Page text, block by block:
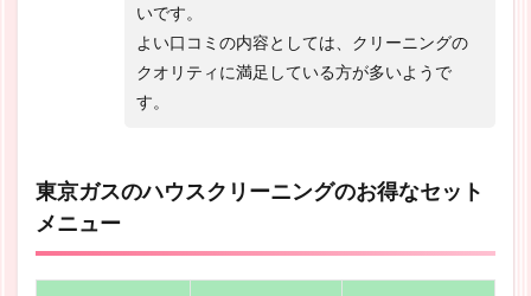
いです。
よい口コミの内容としては、クリーニングの
クオリティに満足している方が多いようで
す。
東京ガスのハウスクリーニングのお得なセット
メニュー